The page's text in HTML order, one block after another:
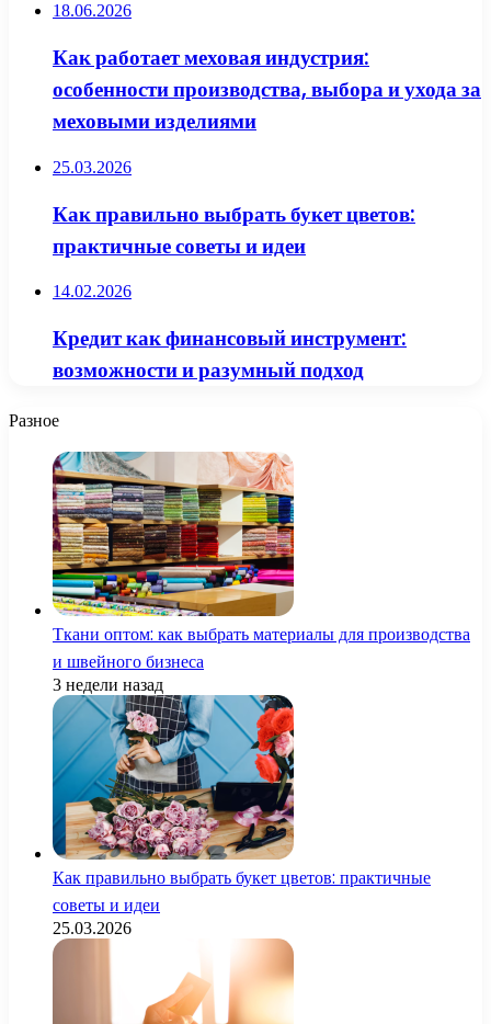
18.06.2026
Как работает меховая индустрия:
особенности производства, выбора и ухода за
меховыми изделиями
25.03.2026
Как правильно выбрать букет цветов:
практичные советы и идеи
14.02.2026
Кредит как финансовый инструмент:
возможности и разумный подход
Разное
Ткани оптом: как выбрать материалы для производства
и швейного бизнеса
3 недели назад
Как правильно выбрать букет цветов: практичные
советы и идеи
25.03.2026